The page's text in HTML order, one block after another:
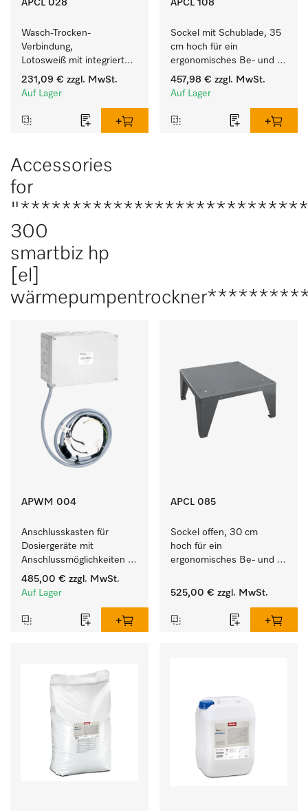
APCL 028
Wasch-Trocken-
Verbindung,
Lotosweiß mit integrierter
Schublade für eine
besonders komfortable
231,09 € zzgl. MwSt.
Auf Lager
APCL 108
Sockel mit Schublade, 35
cm hoch für ein
ergonomisches Be- und
Entladen von
Waschmaschine und
457,98 € zzgl. MwSt.
Auf Lager
Accessories
for
300
smartbiz hp
[el]
APWM 004
Anschlusskasten für
Dosiergeräte mit
Anschlussmöglichkeiten
für maximal 6
Dosierpumpen.
485,00 € zzgl. MwSt.
Auf Lager
APCL 085
Sockel offen, 30 cm
hoch für ein
ergonomisches Be- und
Waschmaschine und
525,00 € zzgl. MwSt.